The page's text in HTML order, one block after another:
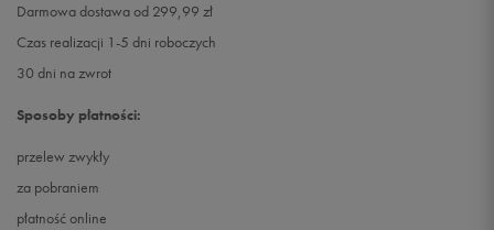
Darmowa dostawa od 299,99 zł
Czas realizacji 1-5 dni roboczych
30 dni na zwrot
Sposoby płatności:
przelew zwykły
za pobraniem
płatność online